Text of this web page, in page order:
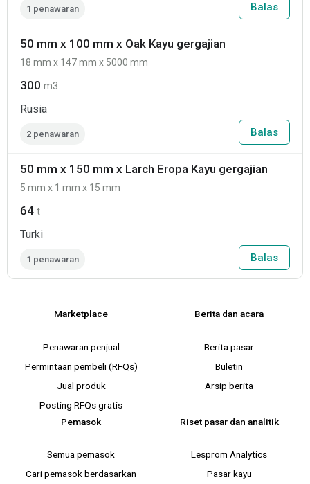
1 penawaran Balas
50 mm x 100 mm x Oak Kayu gergajian
18 mm x 147 mm x 5000 mm
300 m3
Rusia
2 penawaran Balas
50 mm x 150 mm x Larch Eropa Kayu gergajian
5 mm x 1 mm x 15 mm
64 t
Turki
1 penawaran Balas
Marketplace
Penawaran penjual
Permintaan pembeli (RFQs)
Jual produk
Posting RFQs gratis
Berita dan acara
Berita pasar
Buletin
Arsip berita
Pemasok
Semua pemasok
Cari pemasok berdasarkan
Riset pasar dan analitik
Lesprom Analytics
Pasar kayu